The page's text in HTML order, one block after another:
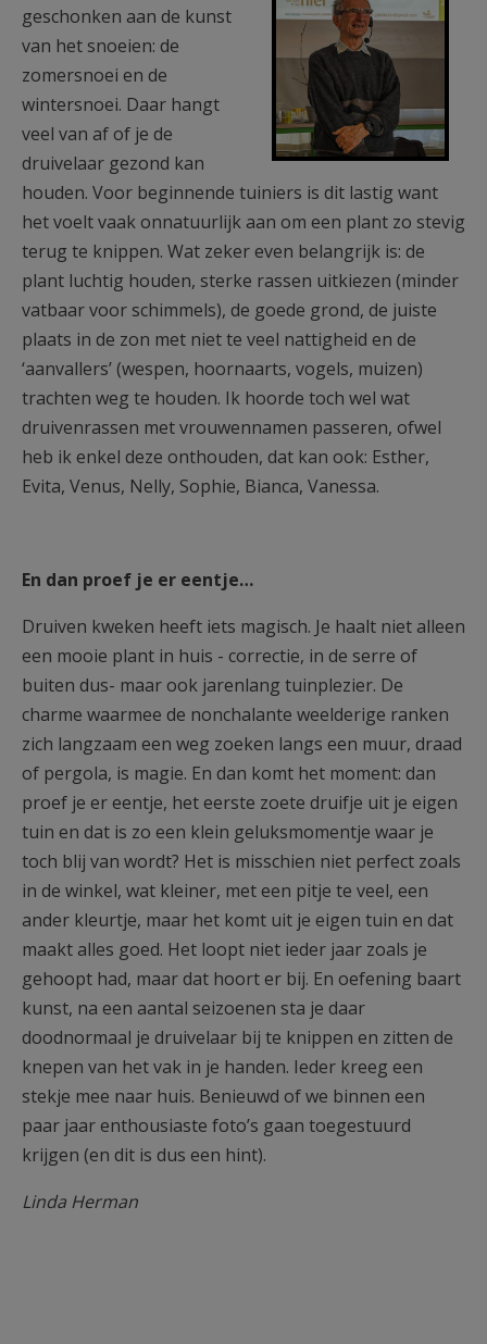
geschonken aan de kunst
van het snoeien: de
zomersnoei en de
wintersnoei. Daar hangt
veel van af of je de
druivelaar gezond kan
houden. Voor beginnende tuiniers is dit lastig want
het voelt vaak onnatuurlijk aan om een plant zo stevig
terug te knippen. Wat zeker even belangrijk is: de
plant luchtig houden, sterke rassen uitkiezen (minder
vatbaar voor schimmels), de goede grond, de juiste
plaats in de zon met niet te veel nattigheid en de
‘aanvallers’ (wespen, hoornaarts, vogels, muizen)
trachten weg te houden. Ik hoorde toch wel wat
druivenrassen met vrouwennamen passeren, ofwel
heb ik enkel deze onthouden, dat kan ook: Esther,
Evita, Venus, Nelly, Sophie, Bianca, Vanessa.
En dan proef je er eentje…
Druiven kweken heeft iets magisch. Je haalt niet alleen
een mooie plant in huis - correctie, in de serre of
buiten dus- maar ook jarenlang tuinplezier. De
charme waarmee de nonchalante weelderige ranken
zich langzaam een weg zoeken langs een muur, draad
of pergola, is magie. En dan komt het moment: dan
proef je er eentje, het eerste zoete druifje uit je eigen
tuin en dat is zo een klein geluksmomentje waar je
toch blij van wordt? Het is misschien niet perfect zoals
in de winkel, wat kleiner, met een pitje te veel, een
ander kleurtje, maar het komt uit je eigen tuin en dat
maakt alles goed. Het loopt niet ieder jaar zoals je
gehoopt had, maar dat hoort er bij. En oefening baart
kunst, na een aantal seizoenen sta je daar
doodnormaal je druivelaar bij te knippen en zitten de
knepen van het vak in je handen. Ieder kreeg een
stekje mee naar huis. Benieuwd of we binnen een
paar jaar enthousiaste foto’s gaan toegestuurd
krijgen (en dit is dus een hint).
Linda Herman